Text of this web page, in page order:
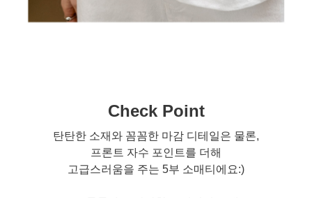
Check Point
탄탄한 소재와 꼼꼼한 마감 디테일은 물론,
프론트 자수 포인트를 더해
고급스러움을 주는 5부 소매티에요:)